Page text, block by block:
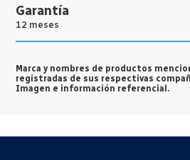
Garantía
12 meses
Marca y nombres de productos
registradas de sus respectivas
Imagen e información referencial.